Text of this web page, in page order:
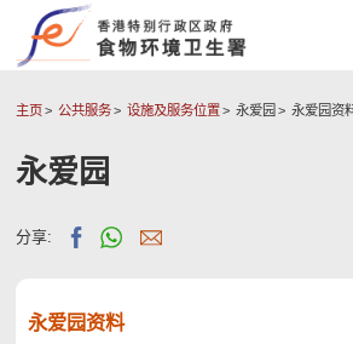
主页 公共服务 设施及服务位置 永爱园 永爱园资
永爱园
分享:
永爱园资料